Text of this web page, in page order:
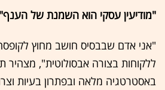
"מודיעין עסקי הוא השמנת של הענף"
"אני אדם שבבסיס חושב מחוץ לקופסה,
ללקוחות בצורה אבסולוטית", מצהיר
באסטרטגיה מלאה ובפתרון בעיות